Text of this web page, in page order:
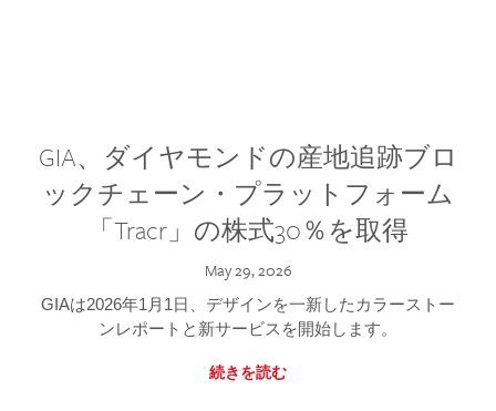
GIA、ダイヤモンドの産地追跡ブロ
ックチェーン・プラットフォーム
「Tracr」の株式30％を取得
May 29, 2026
GIAは2026年1月1日、デザインを一新したカラーストー
ンレポートと新サービスを開始します。
続きを読む